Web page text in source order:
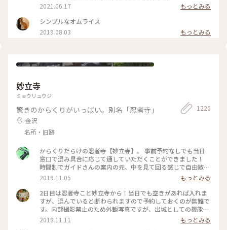
2021.06.17
もっとみる
シンプルなオムライス
2019.08.03
もっとみる
妙立寺
ミョウリュウジ
驚きのからくりがいっぱい。別名「忍者寺」
金沢
名所・旧跡
1226
からくりだらけの忍者寺【妙立寺】。 事前予約なしでも当日
窓口で混み具合に応じて通していただくことができました！
時間制でガイドさんの案内の元、中を見て回る感じで自由散策
はできませんが様々なからくりの説明を聞くことができます。
撮影禁止の為、中の写真はありませんが外人観光客にも人気な
ようで外国語での案内資料も充実していました。女子旅で茶屋
街に立ち寄った際についでに、と行ってみたら案外面白くて！
雨の日でも楽しめるのでおススメです。 #金沢 #寺 #妙立寺 #
2019.11.05
もっとみる
2日目は忍者寺こと妙立寺から！当日でも空きがあれば入れま
すが、混んでいると断わられますので予約しておくのが無難で
す。内部撮影禁止のため外観写真ですが、出城としての機能が
凄かった…！前田家がどれほど徳川を警戒していたかよくわか
りました。 #建物 #神社仏閣 #金沢 #石川
2018.11.11
もっとみる